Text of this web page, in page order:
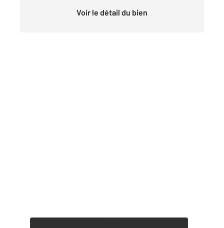
Voir le détail du bien